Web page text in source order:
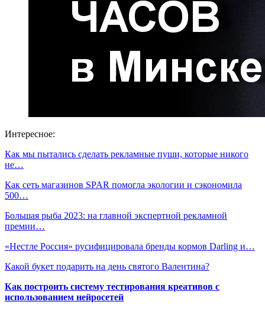
Интересное:
Как мы пытались сделать рекламные пуши, которые никого
не…
Как сеть магазинов SPAR помогла экологии и сэкономила
500…
Большая рыба 2023: на главной экспертной рекламной
премии…
«Нестле Россия» русифицировала бренды кормов Darling и…
Какой букет подарить на день святого Валентина?
Как построить систему тестирования креативов с
использованием нейросетей